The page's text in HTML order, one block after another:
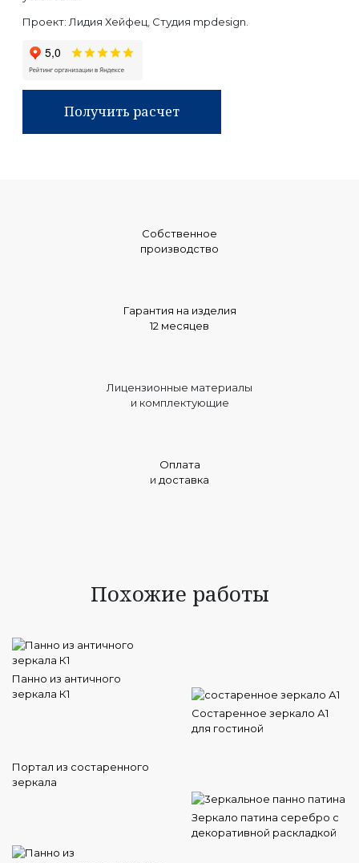
Проект: Лидия Хейфец, Студия mpdesign.
Получить расчет
Собственное
производство
Гарантия на изделия
12 месяцев
Лицензионные материалы
и комплектующие
Оплата
и доставка
Похожие работы
Панно из античного
зеркала К1
Состаренное зеркало А1
для гостиной
Портал из состаренного
зеркала
Зеркало патина серебро с
декоративной раскладкой